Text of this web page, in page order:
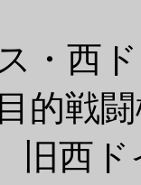
・西
的戦
旧西